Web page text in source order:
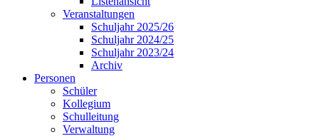
Veranstaltungen
Schuljahr 2025/26
Schuljahr 2024/25
Schuljahr 2023/24
Archiv
Personen
Schüler
Kollegium
Schulleitung
Verwaltung